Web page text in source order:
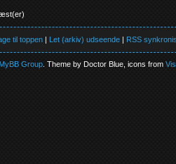
til toppen | Let (arkiv) udseende | RSS
Group . Theme by Doctor Blue, icons from